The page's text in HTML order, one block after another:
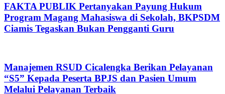
FAKTA PUBLIK Pertanyakan Payung Hukum
Program Magang Mahasiswa di Sekolah, BKPSDM
Ciamis Tegaskan Bukan Pengganti Guru
Manajemen RSUD Cicalengka Berikan Pelayanan
“S5” Kepada Peserta BPJS dan Pasien Umum
Melalui Pelayanan Terbaik